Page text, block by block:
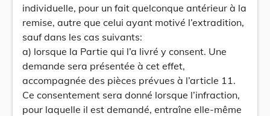
individuelle, pour un fait quelconque antérieur à la
remise, autre que celui ayant motivé l’extradition,
sauf dans les cas suivants:
a) lorsque la Partie qui l’a livré y consent. Une
demande sera présentée à cet effet,
accompagnée des pièces prévues à l’article 11.
Ce consentement sera donné lorsque l’infraction,
pour laquelle il est demandé, entraîne elle-même